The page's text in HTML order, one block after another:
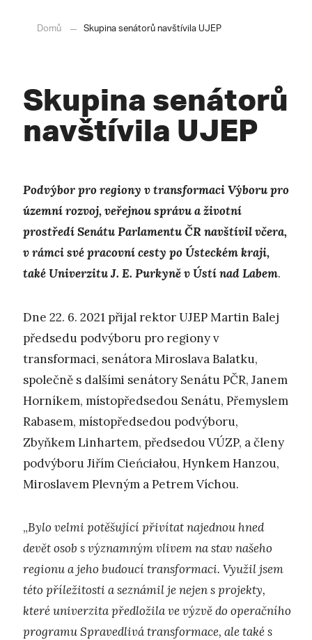
Domů Skupina senátorů navštívila UJEP
Skupina senátorů
navštívila UJEP
Podvýbor pro regiony v transformaci Výboru pro
územní rozvoj, veřejnou správu a životní
prostředí Senátu Parlamentu ČR navštívil včera,
v rámci své pracovní cesty po Ústeckém kraji,
také Univerzitu J. E. Purkyně v Ústí nad Labem.
Dne 22. 6. 2021 přijal rektor UJEP Martin Balej
předsedu podvýboru pro regiony v
transformaci, senátora Miroslava Balatku,
společně s dalšími senátory Senátu PČR, Janem
Horníkem, místopředsedou Senátu, Přemyslem
Rabasem, místopředsedou podvýboru,
Zbyňkem Linhartem, předsedou VÚZP, a členy
podvýboru Jiřím Cieńciałou, Hynkem Hanzou,
Miroslavem Plevným a Petrem Víchou.
„Bylo velmi potěšující přivítat najednou hned
devět osob s významným vlivem na stav našeho
regionu a jeho budoucí transformaci. Využil jsem
této příležitosti a seznámil je nejen s projekty,
které univerzita předložila ve výzvě do operačního
programu Spravedlivá transformace, ale také s